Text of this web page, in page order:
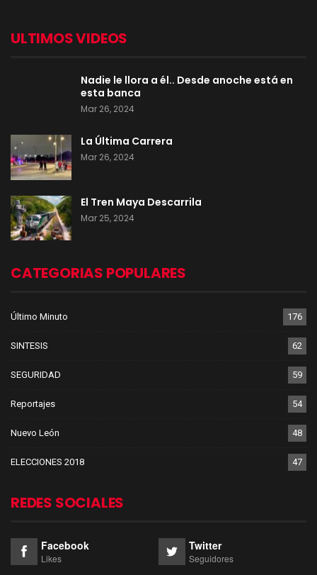
ULTIMOS VIDEOS
Nadie le llora a él.. Desde anoche está en
esta banca
Mar 26, 2024
La Última Carrera
Mar 26, 2024
El Tren Maya Descarrila
Mar 25, 2024
CATEGORIAS POPULARES
Último Minuto 176
SINTESIS 62
SEGURIDAD 59
Reportajes 54
Nuevo León 48
ELECCIONES 2018 47
REDES SOCIALES
Facebook
Likes
Twitter
Seguidores